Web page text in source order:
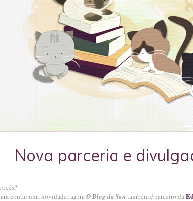
Nova parceria e
contar uma novidade: agora O Blog da San também é parceiro da